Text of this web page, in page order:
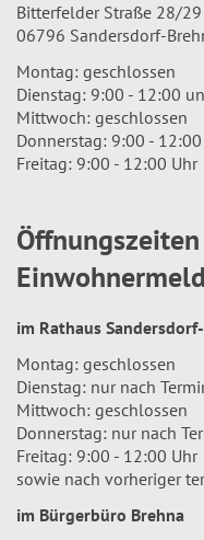
Bitterfelder Straße 28/29
06796 Sandersdorf-
Montag: geschlossen
Dienstag: 9:00 - 12:00
Mittwoch: geschlossen
Donnerstag: 9:00 -
Freitag: 9:00 - 12:00 Uhr
Öffnungszeiten
im Rathaus
Montag: geschlossen
Dienstag: nur nach
Mittwoch: geschlossen
Donnerstag: nur nach
Freitag: 9:00 - 12:00 Uhr
sowie nach vorheriger
im Bürgerbüro Brehna